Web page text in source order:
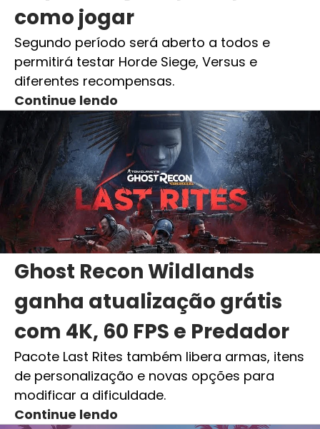
como jogar
Segundo período será aberto a todos e
permitirá testar Horde Siege, Versus e
diferentes recompensas.
Continue lendo
Ghost Recon Wildlands
ganha atualização grátis
com 4K, 60 FPS e Predador
Pacote Last Rites também libera armas, itens
de personalização e novas opções para
modificar a dificuldade.
Continue lendo